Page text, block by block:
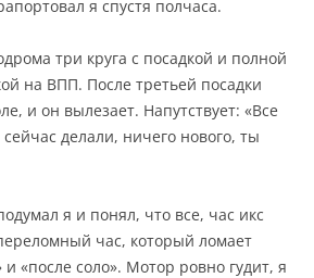
я спустя полчаса.
три круга с посадкой и полной
на ВПП. После третьей посадки
и он вылезает. Напутствует: «Все
делали, ничего нового, ты
я и понял, что все, час икс
час, который ломает
«после соло». Мотор ровно гудит, я